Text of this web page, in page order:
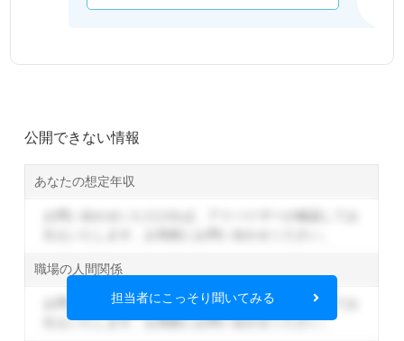
公開できない情報
あなたの想定年収
職場の人間関係
お問い合わせいただければ、アドバイザーが確認してお
伝えいたします。お気軽にお問い合わせください。
担当者にこっそり聞いてみる